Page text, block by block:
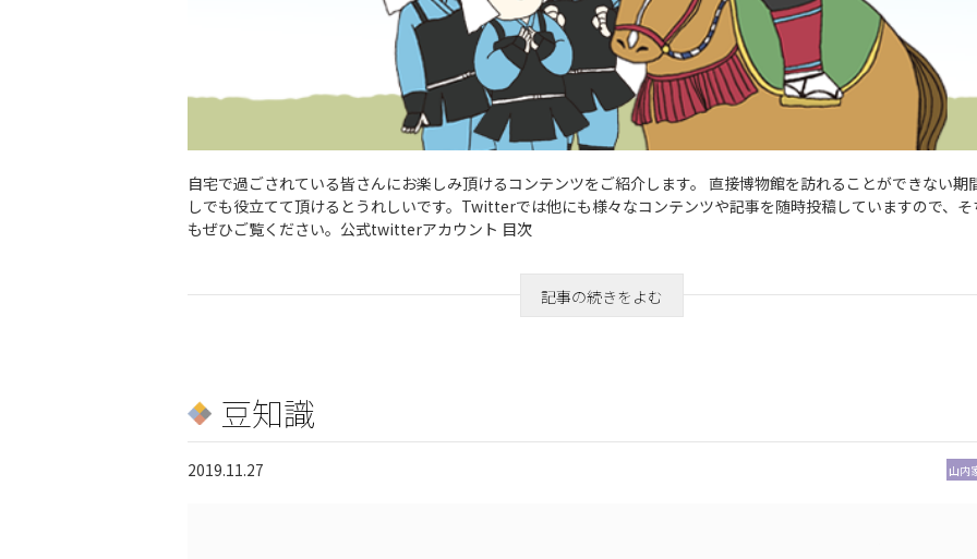
自宅で過ごされている皆さんにお楽しみ頂けるコンテンツをご紹介します。 直接博物館を訪れることができない期
しでも役立てて頂けるとうれしいです。Twitterでは他にも様々なコンテンツや記事を随時投稿していますので、そ
もぜひご覧ください。公式twitterアカウント 目次
記事の続きをよむ
豆知識
2019.11.27 山内